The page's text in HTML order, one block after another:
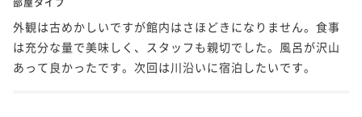
外観は古めかしいですが館内はさほどきになりません。食事
は充分な量で美味しく、スタッフも親切でした。風呂が沢山
あって良かったです。次回は川沿いに宿泊したいです。